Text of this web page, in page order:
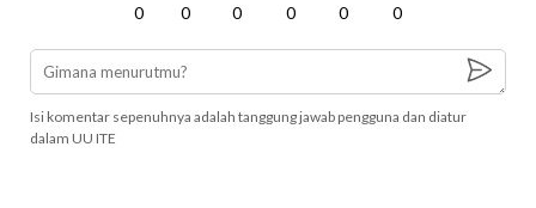
0 0 0 0 0 0
Isi komentar sepenuhnya adalah tanggung jawab pengguna dan diatur
dalam UU ITE